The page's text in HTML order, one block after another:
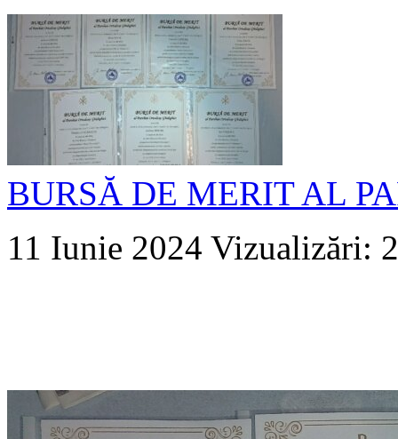
BURSĂ DE MERIT AL
11 Iunie 2024 Vizualizări: